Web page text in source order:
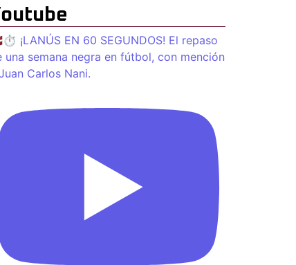
¡LANÚS EN 60 SEGUNDOS! El repaso
una semana negra en fútbol, con mención
Carlos Nani.